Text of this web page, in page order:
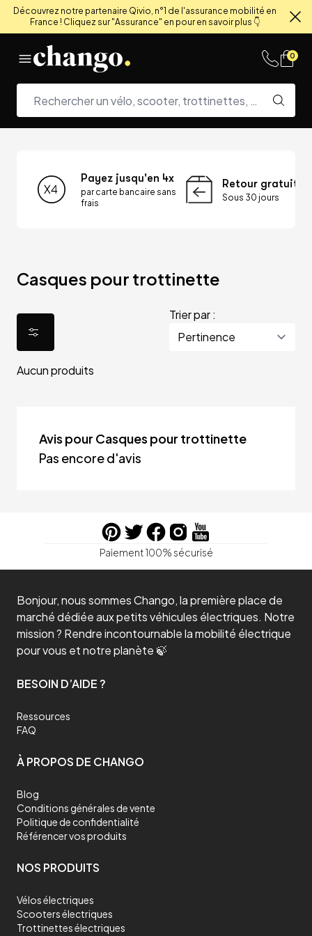
Découvrez notre partenaire Qivio, n°1 de l'assurance mobilité en
France ! Cliquez sur "Assurance" en pour en savoir plus 👇
0
Payez jusqu'en 4x
par carte bancaire sans
frais
Retour gratuit
Sous 30 jours
Casques pour trottinette
Trier par :
Aucun produits
Avis pour Casques pour trottinette
Pas encore d'avis
Paiement 100% sécurisé
Bonjour, nous sommes Chango, la première place de
marché dédiée aux petits véhicules électriques. Notre
mission ? Rendre incontournable la mobilité électrique
pour vous et notre planète 🍃
BESOIN D’AIDE ?
Ressources
FAQ
À PROPOS DE CHANGO
Blog
Conditions générales de vente
Politique de confidentialité
Référencer vos produits
NOS PRODUITS
Vélos électriques
Scooters électriques
Trottinettes électriques